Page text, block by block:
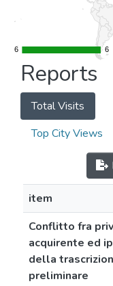
6
6 6
6
Reports
Total Visits
Top City Views
item
Conflitto fra
acquirente ed
della
preliminare